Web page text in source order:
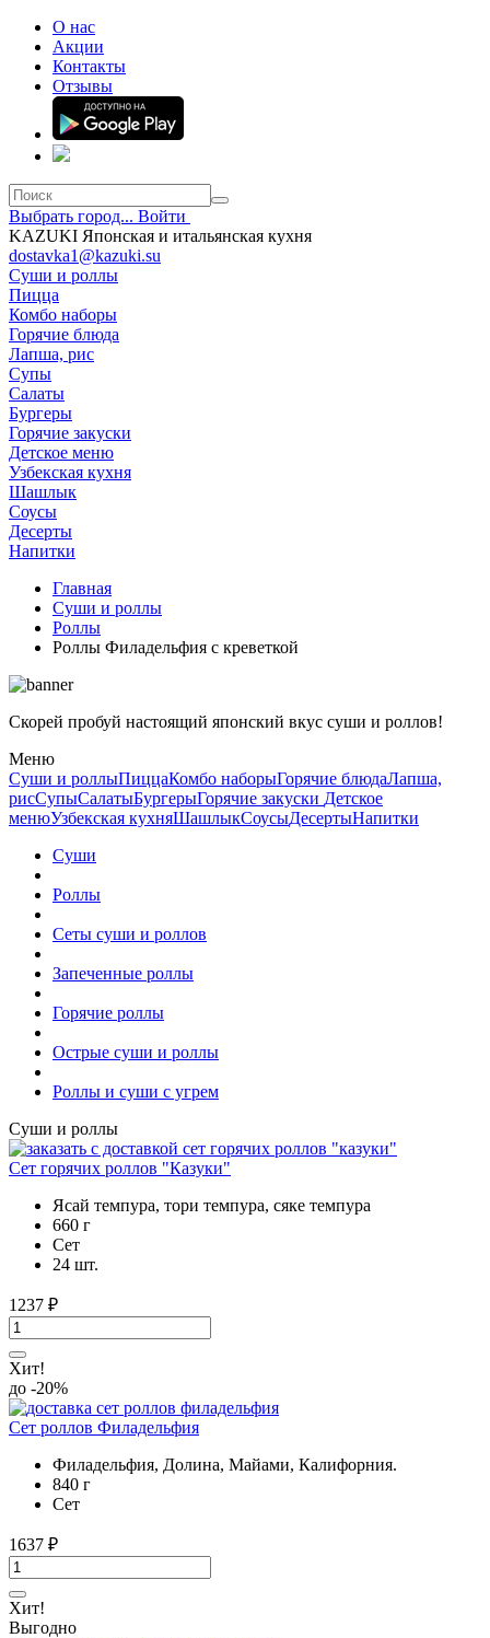
О нас
Акции
Контакты
Отзывы
Выбрать город... Войти
KAZUKI Японская и итальянская кухня
dostavka1@kazuki.su
Суши и роллы
Пицца
Комбо наборы
Горячие блюда
Лапша, рис
Супы
Салаты
Бургеры
Горячие закуски
Детское меню
Узбекская кухня
Шашлык
Соусы
Десерты
Напитки
Главная
Суши и роллы
Роллы
Роллы Филадельфия с креветкой
Скорей пробуй настоящий японский вкус суши и роллов!
Меню
Суши и роллыПиццаКомбо наборыГорячие блюдаЛапша,
рисСупыСалатыБургерыГорячие закуски Детское
менюУзбекская кухняШашлыкСоусыДесертыНапитки
Суши
Роллы
Сеты суши и роллов
Запеченные роллы
Горячие роллы
Острые суши и роллы
Роллы и суши с угрем
Суши и роллы
Сет горячих роллов "Казуки"
Ясай темпура, тори темпура, сяке темпура
660 г
Cет
24 шт.
1237 ₽
Хит!
до -20%
Сет роллов Филадельфия
Филадельфия, Долина, Майами, Калифорния.
840 г
Cет
1637 ₽
Хит!
Выгодно